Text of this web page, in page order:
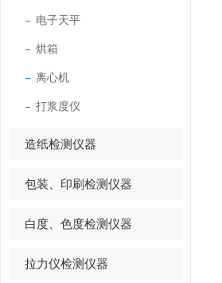
电子天平
烘箱
离心机
打浆度仪
造纸检测仪器
包装、印刷检测仪器
白度、色度检测仪器
拉力仪检测仪器